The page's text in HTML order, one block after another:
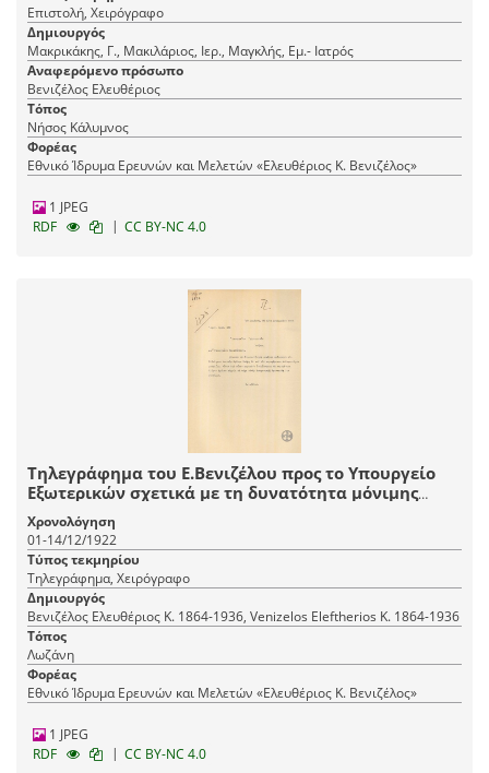
Επιστολή, Χειρόγραφο
Δημιουργός
Μακρικάκης, Γ., Μακιλάριος, Ιερ., Μαγκλής, Εμ.- Ιατρός
Αναφερόμενο πρόσωπο
Βενιζέλος Ελευθέριος
Τόπος
Νήσος Κάλυμνος
Φορέας
Εθνικό Ίδρυμα Ερευνών και Μελετών «Ελευθέριος Κ. Βενιζέλος»
1 JPEG
RDF
| CC BY-NC 4.0
Τηλεγράφημα του Ε.Βενιζέλου προς το Υπουργείο
Εξωτερικών σχετικά με τη δυνατότητα μόνιμης
εγκατάστασης προσφύγων σε Διδυμότειχο-Σουφλί-
Καραγάτς.
Χρονολόγηση
01-14/12/1922
Τύπος τεκμηρίου
Τηλεγράφημα, Χειρόγραφο
Δημιουργός
Βενιζέλος Ελευθέριος Κ. 1864-1936, Venizelos Eleftherios K. 1864-1936
Τόπος
Λωζάνη
Φορέας
Εθνικό Ίδρυμα Ερευνών και Μελετών «Ελευθέριος Κ. Βενιζέλος»
1 JPEG
RDF
| CC BY-NC 4.0